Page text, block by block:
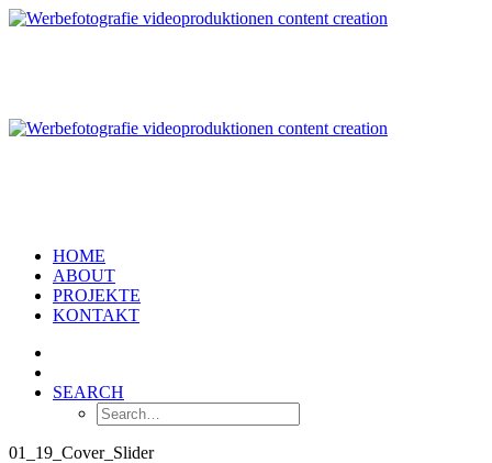
HOME
ABOUT
PROJEKTE
KONTAKT
SEARCH
01_19_Cover_Slider